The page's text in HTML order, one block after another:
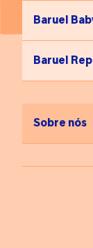
Baruel
Baruel
Sobre nós